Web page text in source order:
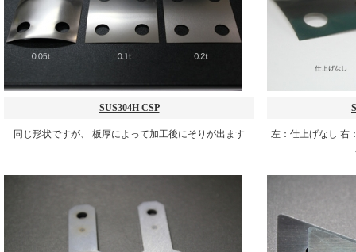
SUS304H CSP
同じ形状ですが、 板厚によって加工後にそりが出ます
左：仕上げなし 右